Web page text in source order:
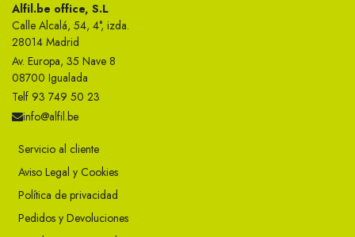
Alfil.be office, S.L
Calle Alcalá, 54, 4°, izda.
28014 Madrid
Av. Europa, 35 Nave 8
08700 Igualada
Telf 93 749 50 23
info@alfil.be
Servicio al cliente
Aviso Legal y Cookies
Política de privacidad
Pedidos y Devoluciones